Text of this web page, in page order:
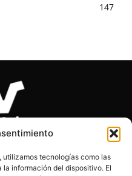
utilizamos tecnologías como las
información del dispositivo. El
147